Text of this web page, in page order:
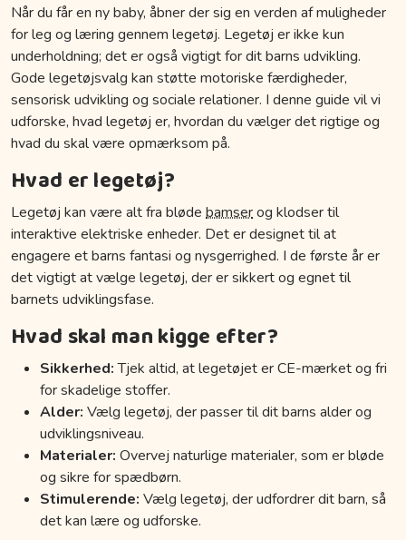
Når du får en ny baby, åbner der sig en verden af muligheder
for leg og læring gennem legetøj. Legetøj er ikke kun
underholdning; det er også vigtigt for dit barns udvikling.
Gode legetøjsvalg kan støtte motoriske færdigheder,
sensorisk udvikling og sociale relationer. I denne guide vil vi
udforske, hvad legetøj er, hvordan du vælger det rigtige og
hvad du skal være opmærksom på.
Hvad er legetøj?
Legetøj kan være alt fra bløde bamserog klodser til
interaktive elektriske enheder. Det er designet til at
engagere et barns fantasi og nysgerrighed. I de første år er
det vigtigt at vælge legetøj, der er sikkert og egnet til
barnets udviklingsfase.
Hvad skal man kigge efter?
Sikkerhed:Tjek altid, at legetøjet er CE-mærket og fri
for skadelige stoffer.
Alder: Vælg legetøj, der passer til dit barns alder og
udviklingsniveau.
Materialer: Overvej naturlige materialer, som er bløde
og sikre for spædbørn.
Stimulerende: Vælg legetøj, der udfordrer dit barn, så
det kan lære og udforske.